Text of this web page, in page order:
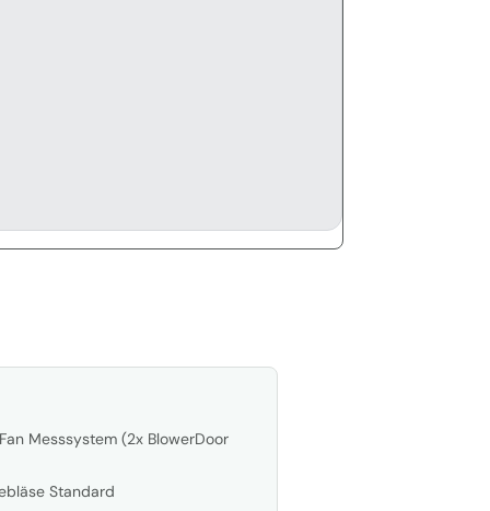
Messsystem (2x BlowerDoor
Standard